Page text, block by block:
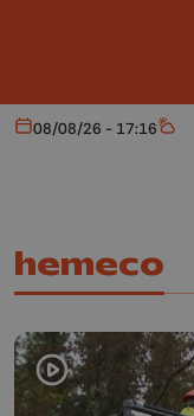
Aujourd'hui
08/08/26 - 17:16
hemeco